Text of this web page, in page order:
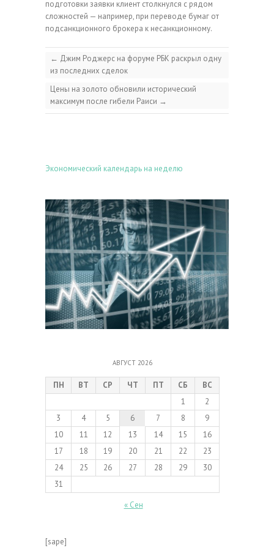
подготовки заявки клиент столкнулся с рядом
сложностей — например, при переводе бумаг от
подсанкционного брокера к несанкционному.
← Джим Роджерс на форуме РБК раскрыл одну
из последних сделок
Цены на золото обновили исторический
максимум после гибели Раиси →
Экономический календарь на неделю
АВГУСТ 2026
ПН ВТ СР ЧТ ПТ СБ
ВС
1
2
3
4 5 6 7 8
9
10
11 12 13 14 15
16
17
18 19 20 21 22
23
24
25 26 27 28 29
30
31
« Сен
[sape]